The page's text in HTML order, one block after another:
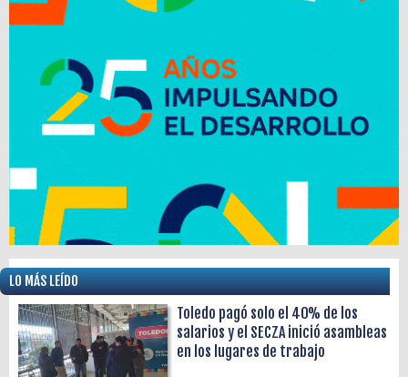
LO MÁS LEÍDO
Toledo pagó solo el 40% de los
salarios y el SECZA inició asambleas
en los lugares de trabajo